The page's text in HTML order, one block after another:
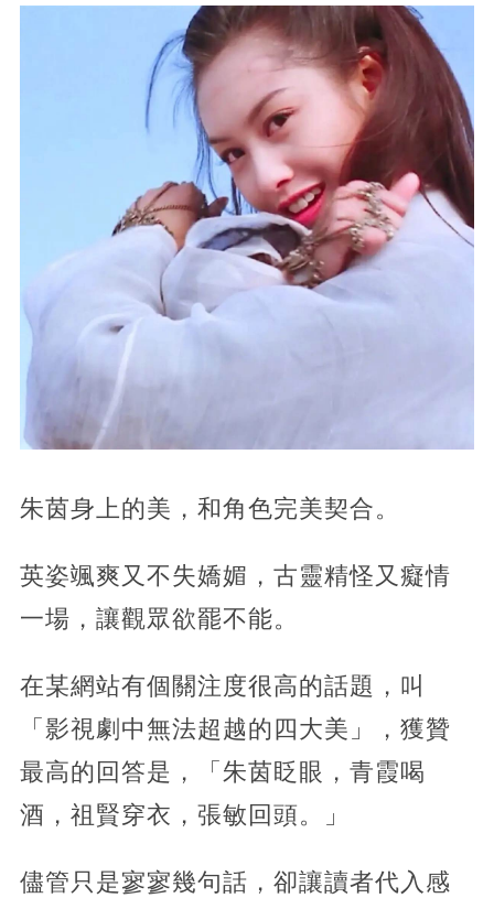
朱茵身上的美，和角色完美契合。
英姿颯爽又不失嬌媚，古靈精怪又癡情
一場，讓觀眾欲罷不能。
在某網站有個關注度很高的話題，叫
「影視劇中無法超越的四大美」，獲贊
最高的回答是，「朱茵眨眼，青霞喝
酒，祖賢穿衣，張敏回頭。」
儘管只是寥寥幾句話，卻讓讀者代入感